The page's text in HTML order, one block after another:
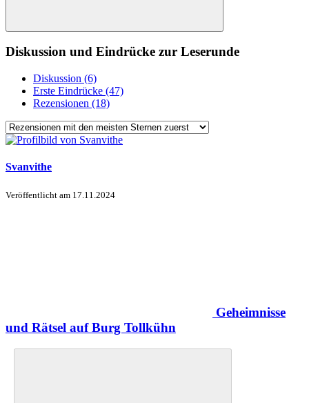
Diskussion und Eindrücke zur Leserunde
Diskussion (6)
Erste Eindrücke (47)
Rezensionen (18)
Svanvithe
Veröffentlicht am 17.11.2024
Geheimnisse
und Rätsel auf Burg Tollkühn